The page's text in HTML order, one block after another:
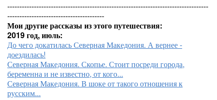
-----------------------------------------------------------------------------------
----------------------------------------
Мои другие рассказы из этого путешествия:
2019 год, июль:
До чего докатилась Северная Македония. А вернее -
доездилась!
Северная Македония. Скопье. Стоит посреди города,
беременна и не известно, от кого...
Северная Македония. В шоке от такого отношения к
русским...